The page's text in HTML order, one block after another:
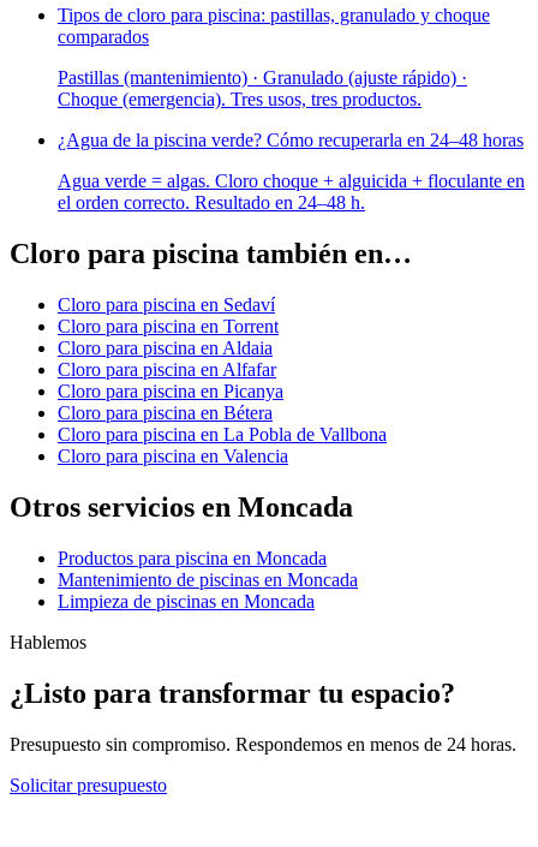
Tipos de cloro para piscina: pastillas, granulado y choque
comparados
Pastillas (mantenimiento) · Granulado (ajuste rápido) ·
Choque (emergencia). Tres usos, tres productos.
¿Agua de la piscina verde? Cómo recuperarla en 24–48 horas
Agua verde = algas. Cloro choque + alguicida + floculante en
el orden correcto. Resultado en 24–48 h.
Cloro para piscina también en…
Cloro para piscina en Sedaví
Cloro para piscina en Torrent
Cloro para piscina en Aldaia
Cloro para piscina en Alfafar
Cloro para piscina en Picanya
Cloro para piscina en Bétera
Cloro para piscina en La Pobla de Vallbona
Cloro para piscina en Valencia
Otros servicios en Moncada
Productos para piscina en Moncada
Mantenimiento de piscinas en Moncada
Limpieza de piscinas en Moncada
Hablemos
¿Listo para transformar tu espacio?
Presupuesto sin compromiso. Respondemos en menos de 24 horas.
Solicitar presupuesto